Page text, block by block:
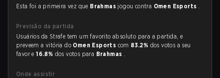
Esta foi a primeira vez que Brahmas jogou contra Omen Esports .
Previsão da partida
Usuários da Strafe tem um favorito absoluto para a partida, e
preveem a vitória do Omen Esports com 83.2% dos votos a seu
favor e16.8% dos votos para Brahmas .
Onde assistir